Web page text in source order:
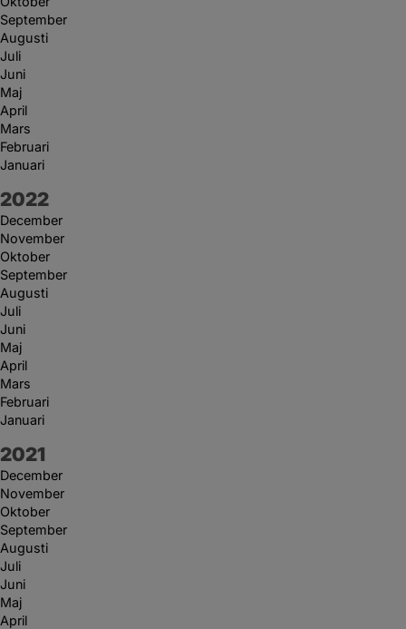
September
Augusti
Juli
Juni
Maj
April
Mars
Februari
Januari
År:
2022
December
November
Oktober
September
Augusti
Juli
Juni
Maj
April
Mars
Februari
Januari
År:
2021
December
November
Oktober
September
Augusti
Juli
Juni
Maj
April